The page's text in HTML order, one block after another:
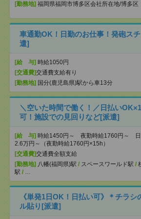
[勤務地] 福岡県福岡市博多区会社所在地/博多区
車通勤OK！日勤のお仕事！発砲ス
遣]
[給 与] 時給1050円
[交通費]交通費支給有り
[勤務地] 国分(鹿児島県)駅から車13分
＼空いた時間で働く！／日払い
可！施設での見回りなど[派遣]
[給 与] 時給1450円～ 夜勤時給1760円～
2.6万円～（夜勤時給1760円×15h）
[交通費]交通費全額支給
[勤務地] 八幡(福岡県)駅 / スペースワールド駅 /
駅 / …
《単発1日OK！日払い可》＊チラシ
ル貼り[派遣]